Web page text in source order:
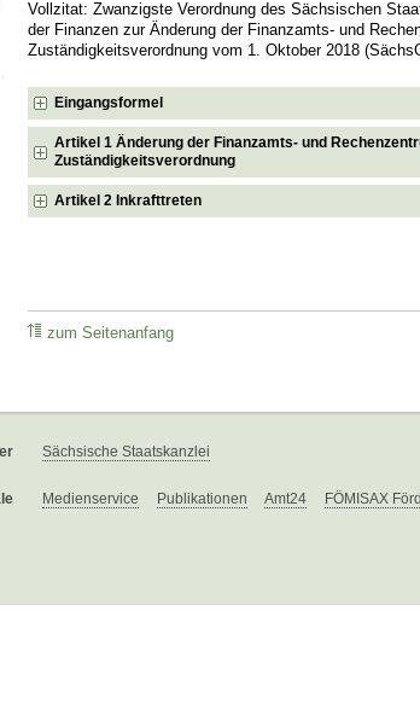
Vollzitat: Zwanzigste Verordnung des Sächsischen
der Finanzen zur Änderung der Finanzamts- und
Zuständigkeitsverordnung vom 1. Oktober 2018
Eingangsformel
Artikel 1 Änderung der Finanzamts- und
Zuständigkeitsverordnung
Artikel 2 Inkrafttreten
zum Seitenanfang
Sächsische Staatskanzlei
Medienservice Publikationen Amt24 FÖMISAX